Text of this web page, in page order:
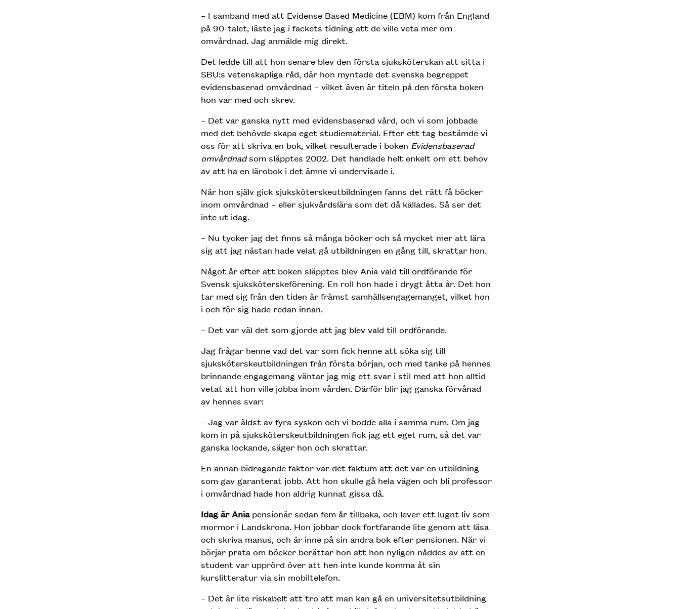
– I samband med att Evidense Based Medicine (EBM) kom från England
på 90-talet, läste jag i fackets tidning att de ville veta mer om
omvårdnad. Jag anmälde mig direkt.
Det ledde till att hon senare blev den första sjuksköterskan att sitta i
SBU:s vetenskapliga råd, där hon myntade det svenska begreppet
evidensbaserad omvårdnad – vilket även är titeln på den första boken
hon var med och skrev.
– Det var ganska nytt med evidensbaserad vård, och vi som jobbade
med det behövde skapa eget studiematerial. Efter ett tag bestämde vi
oss för att skriva en bok, vilket resulterade i boken Evidensbaserad
omvårdnadsom släpptes 2002. Det handlade helt enkelt om ett behov
av att ha en lärobok i det ämne vi undervisade i.
När hon själv gick sjuksköterskeutbildningen fanns det rätt få böcker
inom omvårdnad – eller sjukvårdslära som det då kallades. Så ser det
inte ut idag.
– Nu tycker jag det finns så många böcker och så mycket mer att lära
sig att jag nästan hade velat gå utbildningen en gång till, skrattar hon.
Något år efter att boken släpptes blev Ania vald till ordförande för
Svensk sjuksköterskeförening. En roll hon hade i drygt åtta år. Det hon
tar med sig från den tiden är främst samhällsengagemanget, vilket hon
i och för sig hade redan innan.
– Det var väl det som gjorde att jag blev vald till ordförande.
Jag frågar henne vad det var som fick henne att söka sig till
sjuksköterskeutbildningen från första början, och med tanke på hennes
brinnande engagemang väntar jag mig ett svar i stil med att hon alltid
vetat att hon ville jobba inom vården. Därför blir jag ganska förvånad
av hennes svar:
– Jag var äldst av fyra syskon och vi bodde alla i samma rum. Om jag
kom in på sjuksköterskeutbildningen fick jag ett eget rum, så det var
ganska lockande, säger hon och skrattar.
En annan bidragande faktor var det faktum att det var en utbildning
som gav garanterat jobb. Att hon skulle gå hela vägen och bli professor
i omvårdnad hade hon aldrig kunnat gissa då.
Idag är Ania pensionär sedan fem år tillbaka, och lever ett lugnt liv som
mormor i Landskrona. Hon jobbar dock fortfarande lite genom att läsa
och skriva manus, och är inne på sin andra bok efter pensionen. När vi
börjar prata om böcker berättar hon att hon nyligen nåddes av att en
student var upprörd över att hen inte kunde komma åt sin
kurslitteratur via sin mobiltelefon.
– Det är lite riskabelt att tro att man kan gå en universitetsutbildning